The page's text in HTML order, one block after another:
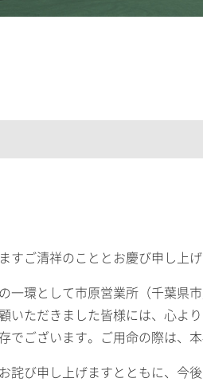
ご清祥のこととお慶び申し上げ
環として市原営業所（千葉県
いただきました皆様には、心よ
ございます。ご用命の際は、
び申し上げますとともに、今